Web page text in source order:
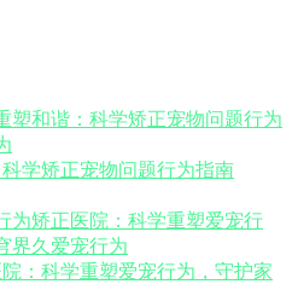
学矫正宠物问题行为指南
：科学重塑爱宠行为，守护家